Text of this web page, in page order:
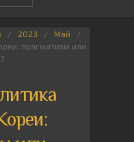
2023
Май
прагматизм или